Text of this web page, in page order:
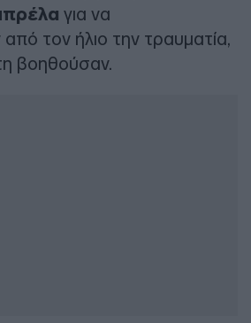
για να
τον ήλιο την τραυματία,
βοηθούσαν.